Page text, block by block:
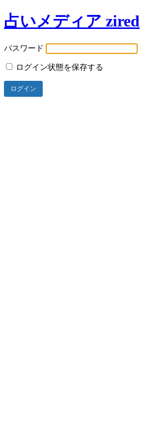
占いメディア zired
パスワード
ログイン状態を保存する